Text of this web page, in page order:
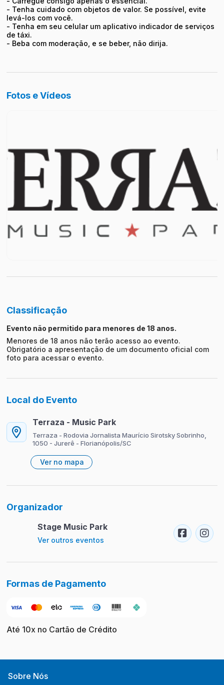
- Tenha cuidado com objetos de valor. Se possível, evite
levá-los com você.
- Tenha em seu celular um aplicativo indicador de serviços
de táxi.
- Beba com moderação, e se beber, não dirija.
Fotos e Vídeos
Classificação
Evento não permitido para menores de 18 anos.
Menores de 18 anos não terão acesso ao evento.
Obrigatório a apresentação de um documento oficial com
foto para acessar o evento.
Local do Evento
Terraza - Music Park
Terraza - Rodovia Jornalista Maurício Sirotsky Sobrinho,
1050 - Jurerê - Florianópolis/SC
Ver no mapa
Organizador
Stage Music Park
Ver outros eventos
Formas de Pagamento
Até 10x no Cartão de Crédito
Sobre Nós